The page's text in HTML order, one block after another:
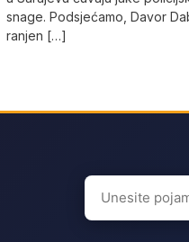
snage. Podsjećamo, Davor
ranjen […]
Search
for: